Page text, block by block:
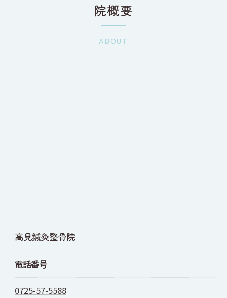
院概要
ABOUT
高見鍼灸整骨院
電話番号
0725-57-5588